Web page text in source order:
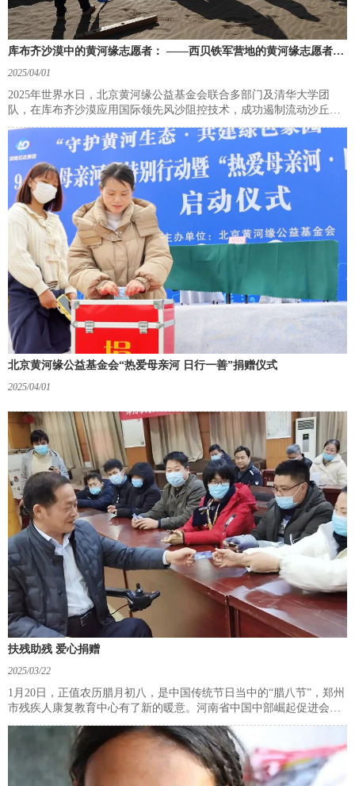
库布齐沙漠中的黄河缘志愿者： ——西贝铁军营地的黄河缘志愿者世
2025/04/01
2025年世界水日，北京黄河缘公益基金会联合多部门及清华大学团
队，在库布齐沙漠应用国际领先风沙阻控技术，成功遏制流动沙丘，
打造“科技+公益”治沙示范，助力黄河生态保护与高质量发展。
北京黄河缘公益基金会“热爱母亲河 日行一善”捐赠仪式
2025/04/01
扶残助残 爱心捐赠
2025/03/22
1月20日，正值农历腊月初八，是中国传统节日当中的“腊八节”，郑州
市残疾人康复教育中心有了新的暖意。河南省中国中部崛起促进会联
合河南省爱心创业服务中心为残疾人朋友捐赠京东智能指纹锁100套，
价值20万人民币。